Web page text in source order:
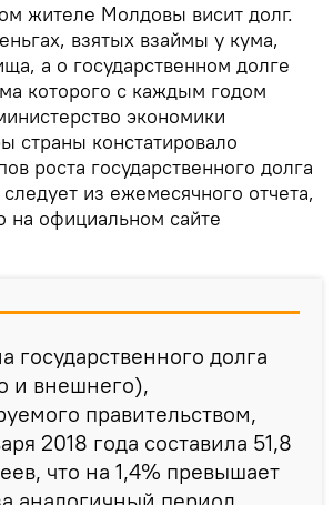
жителе Молдовы висит долг.
взятых взаймы у кума,
а о государственном долге
которого с каждым годом
экономики
страны констатировало
роста государственного долга
из ежемесячного отчета,
на официальном сайте
государственного долга
и внешнего),
правительством,
2018 года составила 51,8
что на 1,4% превышает